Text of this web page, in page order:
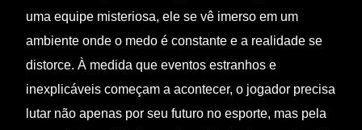
uma equipe misteriosa, ele se vê imerso em um
ambiente onde o medo é constante e a realidade se
distorce. À medida que eventos estranhos e
inexplicáveis começam a acontecer, o jogador precisa
lutar não apenas por seu futuro no esporte, mas pela